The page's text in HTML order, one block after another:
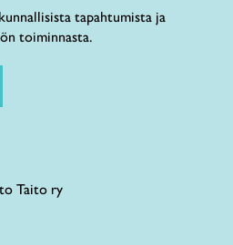
tapahtumista ja
toiminnasta.
Taito ry